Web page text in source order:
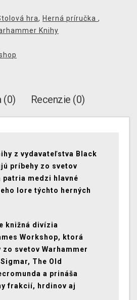
hra, Herná príručka ,
Knihy
(0) Recenzie (0)
z vydavateľstva Black
príbehy zo svetov
patria medzi hlavné
lore týchto herných
knižná divízia
Workshop, ktorá
zo svetov Warhammer
The Old
a prináša
frakcií, hrdinov aj